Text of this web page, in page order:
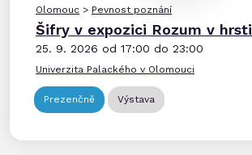
Olomouc > Pevnost poznání
Šifry v expozici Rozum v hrsti
25. 9. 2026 od 17:00 do 23:00
Univerzita Palackého v Olomouci
Prezenčně Výstava